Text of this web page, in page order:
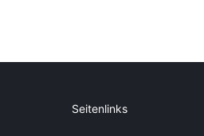
Seitenlinks